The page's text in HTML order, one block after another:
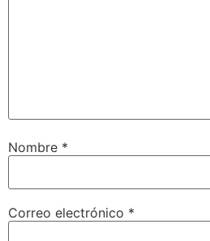
Nombre *
Correo electrónico *